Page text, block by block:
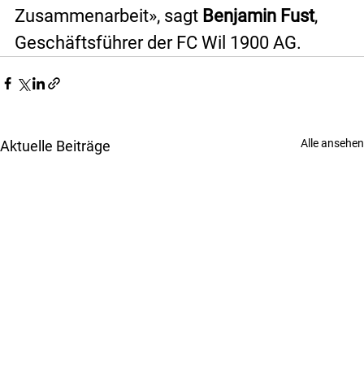
Zusammenarbeit», sagt Benjamin Fust,
Geschäftsführer der FC Wil 1900 AG.
Aktuelle Beiträge Alle ansehen